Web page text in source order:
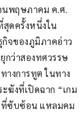
นพฤษภาคม ค.ศ.
ดครั้งหนึ่งใน
จของภูมิภาคอ่าว
กว่าสองทศวรรษ
างการทูต ในทาง
ฆังที่เปิดฉาก “เกม
ที่ซับซ้อน แหลมคม